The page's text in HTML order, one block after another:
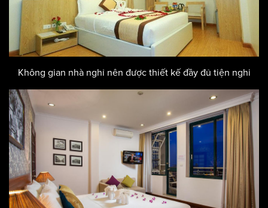
Không gian nhà nghỉ nên được thiết kế đầy đủ tiện nghi